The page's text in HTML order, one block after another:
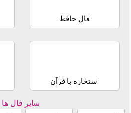
فال حافظ
استخاره با قرآن
سایر فال ها